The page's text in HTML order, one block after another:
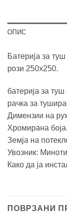
ОПИС
Батерија за
рози 250х250.
батерија за
рачка за
Димензии на
Хромирана боја.
Земја на
Увозник:
Како да ја
ПОВРЗАНИ